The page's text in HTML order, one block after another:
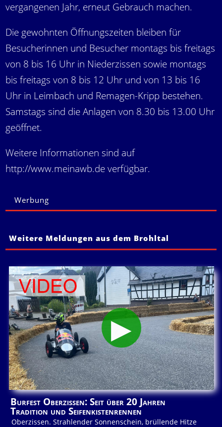
vergangenen Jahr, erneut Gebrauch machen.
Die gewohnten Öffnungszeiten bleiben für
Besucherinnen und Besucher montags bis freitags
von 8 bis 16 Uhr in Niederzissen sowie montags
bis freitags von 8 bis 12 Uhr und von 13 bis 16
Uhr in Leimbach und Remagen-Kripp bestehen.
Samstags sind die Anlagen von 8.30 bis 13.00 Uhr
geöffnet.
Weitere Informationen sind auf
http://www.meinawb.deverfügbar.
Werbung
Weitere Meldungen aus dem Brohltal
Burfest Oberzissen: Seit über 20 Jahren
Tradition und Seifenkistenrennen
Oberzissen. Strahlender Sonnenschein, brüllende Hitze